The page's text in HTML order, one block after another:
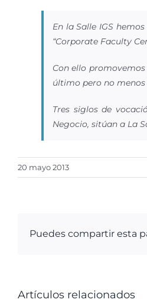
En la Salle IGS
“Corporate Faculty
Con ello
último pero no
Tres siglos de
Negocio, sitúan a La
20 mayo 2013
Puedes compartir esta
Artículos relacionados